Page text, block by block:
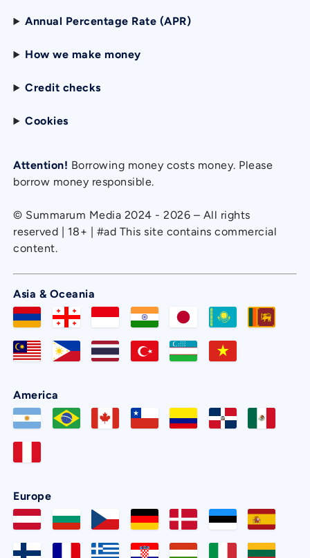
Annual Percentage Rate (APR)
How we make money
Credit checks
Cookies
Attention! Borrowing money costs money. Please
borrow money responsible.
© Summarum Media 2024 - 2026 – All rights
reserved | 18+ | #ad This site contains commercial
content.
Asia & Oceania
America
Europe